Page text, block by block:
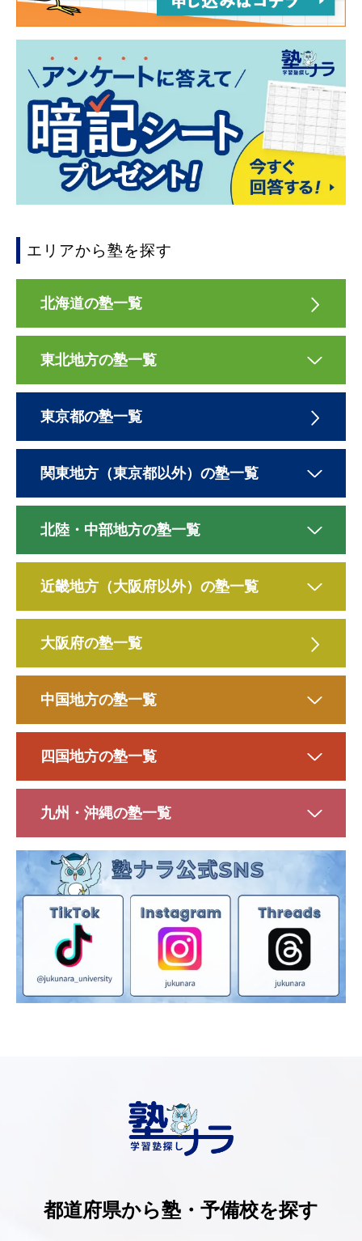
エリアから塾を探す
北海道の塾一覧
東北地方の塾一覧
東京都の塾一覧
関東地方（東京都以外）の塾一覧
北陸・中部地方の塾一覧
近畿地方（大阪府以外）の塾一覧
大阪府の塾一覧
中国地方の塾一覧
四国地方の塾一覧
九州・沖縄の塾一覧
都道府県から塾・予備校を探す